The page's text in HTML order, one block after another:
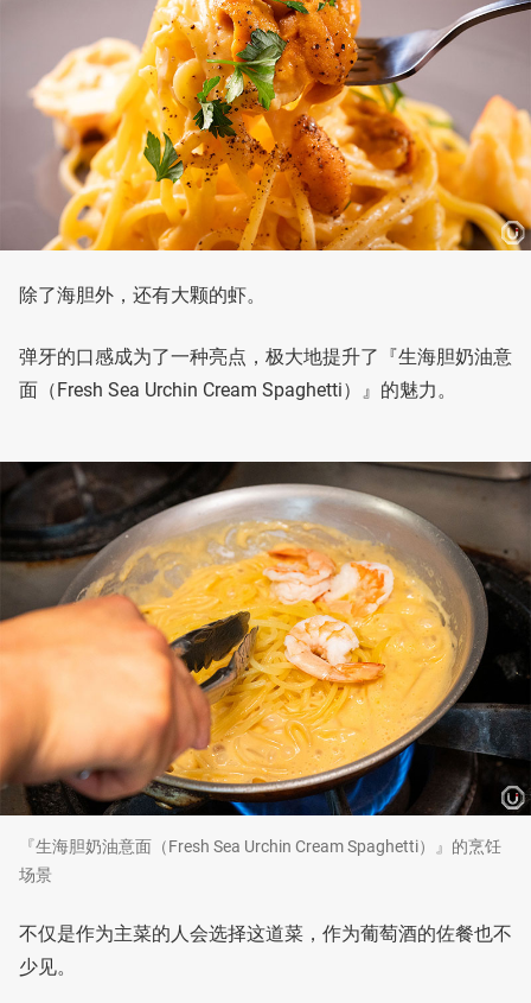
除了海胆外，还有大颗的虾。
弹牙的口感成为了一种亮点，极大地提升了『生海胆奶油意
面（Fresh Sea Urchin Cream Spaghetti）』的魅力。
『生海胆奶油意面（Fresh Sea Urchin Cream Spaghetti）』的烹饪
场景
不仅是作为主菜的人会选择这道菜，作为葡萄酒的佐餐也不
少见。